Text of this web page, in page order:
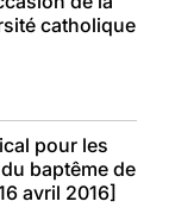
catholique
pour les
baptême de
avril 2016]